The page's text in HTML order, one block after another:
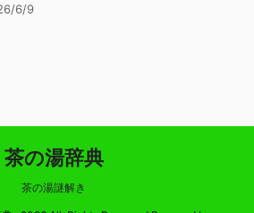
6/9
茶の湯辞典
茶の湯謎解き